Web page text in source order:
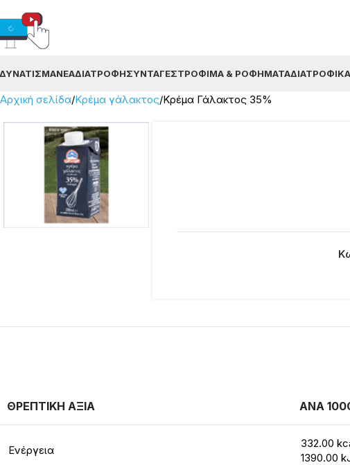
ΝΈΑΔΙΑΤΡΟΦΉΣΥΝΤΑΓΈΣΤΡΌΦΙΜΑ & ΡΟΦΉΜΑΤΑ
Αρχική σελίδα Κρέμα γάλακτος Κρέμα Γάλακτος 35%
ΘΡΕΠΤΙΚΗ ΑΞΙΑ ΑΝΑ
Ενέργεια
332.00
1390.00